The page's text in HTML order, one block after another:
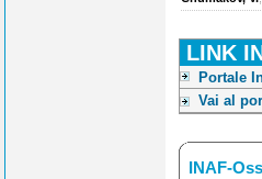
LINK
Portale
Vai al
INAF-